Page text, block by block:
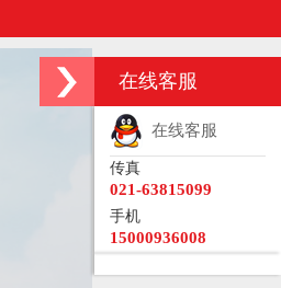
在线客服
在线客服
传真
021-63815099
手机
15000936008